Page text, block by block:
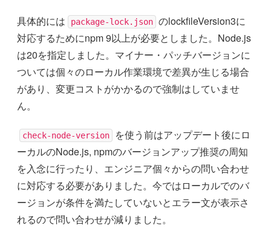
具体的には package-lock.json のlockfileVersion3に
対応するためにnpm 9以上が必要としました。Node.js
は20を指定しました。マイナー・パッチバージョンに
ついては個々のローカル作業環境で差異が生じる場合
があり、変更コストがかかるので強制はしていませ
ん。
check-node-version
を使う前はアップデート後にロ
ーカルのNode.js, npmのバージョンアップ推奨の周知
を入念に行ったり、エンジニア個々からの問い合わせ
に対応する必要がありました。今ではローカルでのバ
ージョンが条件を満たしていないとエラー文が表示さ
れるので問い合わせが減りました。